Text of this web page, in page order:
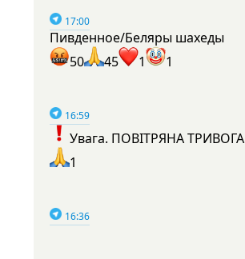
17:00
Пивденное/Беляры шахеды
50
45 1 1
16:59
Увага. ПОВІТРЯНА ТРИВОГА
1
16:36